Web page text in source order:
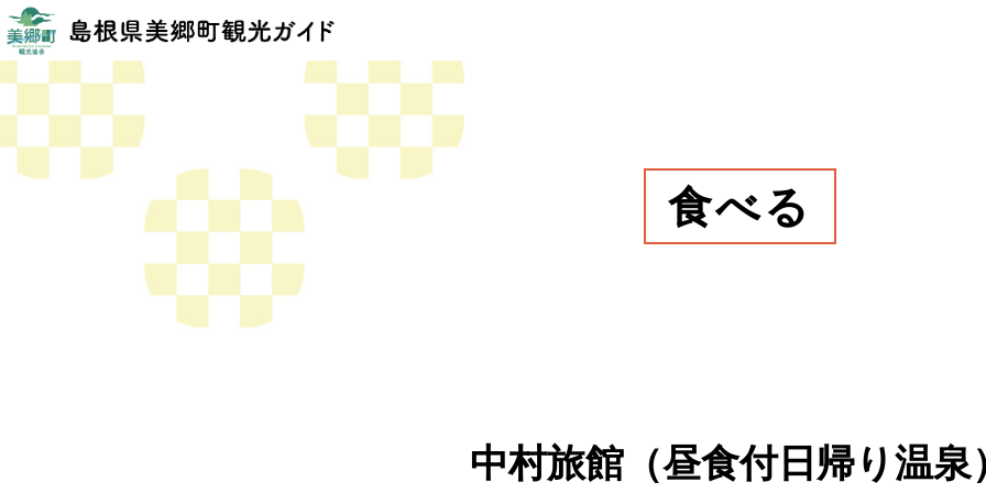
このページの本文へ
食べる
中村旅館（昼食付日帰り温泉